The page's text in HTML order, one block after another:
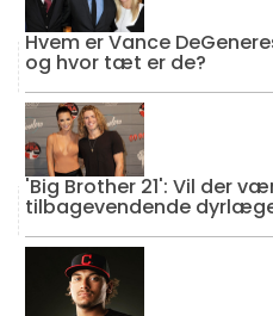
Hvem er Vance
og hvor tæt er de?
'Big Brother 21': Vil der
tilbagevendende